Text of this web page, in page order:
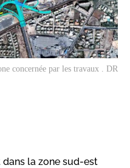
concernée par les travaux . DR
la zone sud-est